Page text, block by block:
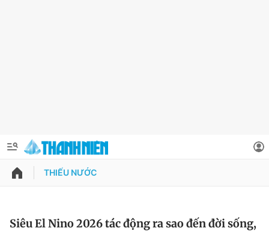
QUẢNG CÁO
Thông tin tài khoản
THIẾU NƯỚC
Siêu El Nino 2026 tác động ra sao đến đời sống,